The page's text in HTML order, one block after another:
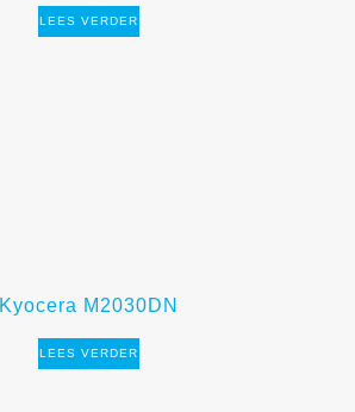
LEES VERDER
Kyocera M2030DN
LEES VERDER